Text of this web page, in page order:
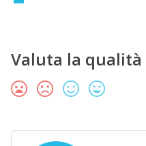
Valuta la